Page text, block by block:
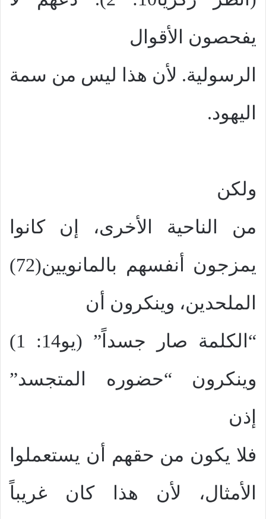
يفحصون الأقوال
الرسولية. لأن هذا ليس من سمة
اليهود.
ولكن
من الناحية الأخرى، إن كانوا
يمزجون أنفسهم بالمانويين(72)
الملحدين، وينكرون أن
“الكلمة صار جسداً” (يو14: 1)
وينكرون “حضوره المتجسد”
إذن
فلا يكون من حقهم أن يستعملوا
الأمثال، لأن هذا كان غريباً